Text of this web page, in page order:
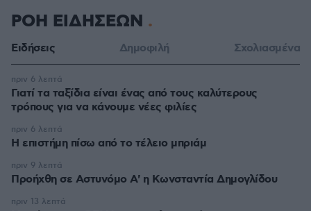
ΡΟΗ ΕΙΔΗΣΕΩΝ
Ειδήσεις Δημοφιλή Σχολιασμένα
Γιατί τα ταξίδια είναι ένας από τους καλύτερους
τρόπους για να κάνουμε νέες φιλίες
πριν 6 λεπτά
Η επιστήμη πίσω από το τέλειο μπριάμ
πριν 6 λεπτά
Προήχθη σε Αστυνόμο Α' η Κωνσταντία Δημογλίδου
πριν 9 λεπτά
πριν 13 λεπτά